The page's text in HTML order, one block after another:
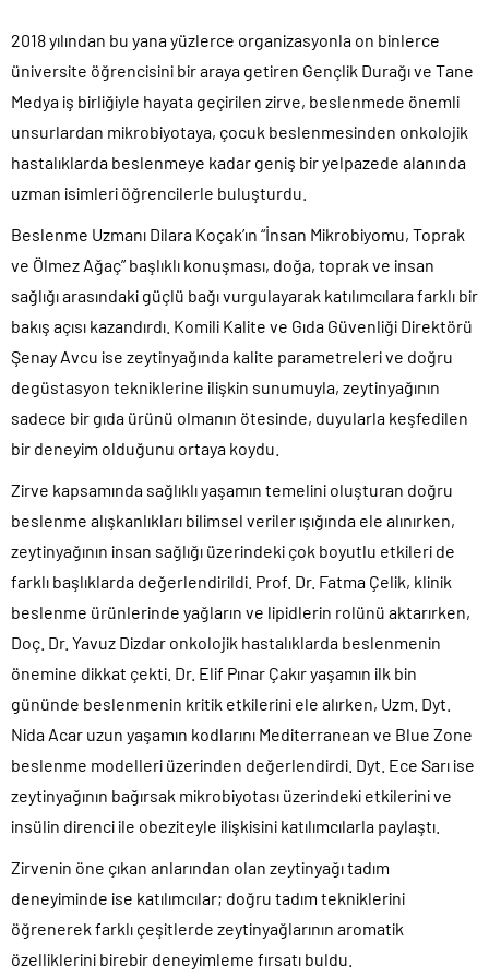
2018 yılından bu yana yüzlerce organizasyonla on binlerce
üniversite öğrencisini bir araya getiren Gençlik Durağı ve Tane
Medya iş birliğiyle hayata geçirilen zirve, beslenmede önemli
unsurlardan mikrobiyotaya, çocuk beslenmesinden onkolojik
hastalıklarda beslenmeye kadar geniş bir yelpazede alanında
uzman isimleri öğrencilerle buluşturdu.
Beslenme Uzmanı Dilara Koçak’ın “İnsan Mikrobiyomu, Toprak
ve Ölmez Ağaç” başlıklı konuşması, doğa, toprak ve insan
sağlığı arasındaki güçlü bağı vurgulayarak katılımcılara farklı bir
bakış açısı kazandırdı. Komili Kalite ve Gıda Güvenliği Direktörü
Şenay Avcu ise zeytinyağında kalite parametreleri ve doğru
degüstasyon tekniklerine ilişkin sunumuyla, zeytinyağının
sadece bir gıda ürünü olmanın ötesinde, duyularla keşfedilen
bir deneyim olduğunu ortaya koydu.
Zirve kapsamında sağlıklı yaşamın temelini oluşturan doğru
beslenme alışkanlıkları bilimsel veriler ışığında ele alınırken,
zeytinyağının insan sağlığı üzerindeki çok boyutlu etkileri de
farklı başlıklarda değerlendirildi. Prof. Dr. Fatma Çelik, klinik
beslenme ürünlerinde yağların ve lipidlerin rolünü aktarırken,
Doç. Dr. Yavuz Dizdar onkolojik hastalıklarda beslenmenin
önemine dikkat çekti. Dr. Elif Pınar Çakır yaşamın ilk bin
gününde beslenmenin kritik etkilerini ele alırken, Uzm. Dyt.
Nida Acar uzun yaşamın kodlarını Mediterranean ve Blue Zone
beslenme modelleri üzerinden değerlendirdi. Dyt. Ece Sarı ise
zeytinyağının bağırsak mikrobiyotası üzerindeki etkilerini ve
insülin direnci ile obeziteyle ilişkisini katılımcılarla paylaştı.
Zirvenin öne çıkan anlarından olan zeytinyağı tadım
deneyiminde ise katılımcılar; doğru tadım tekniklerini
öğrenerek farklı çeşitlerde zeytinyağlarının aromatik
özelliklerini birebir deneyimleme fırsatı buldu.